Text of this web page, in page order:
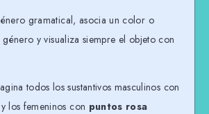
gramatical, asocia un color o
y visualiza siempre el objeto con
todos los sustantivos masculinos con
y los femeninos con puntos rosa